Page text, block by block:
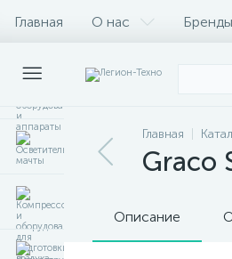
Главная О нас Бренды
Главная
Graco
Описание